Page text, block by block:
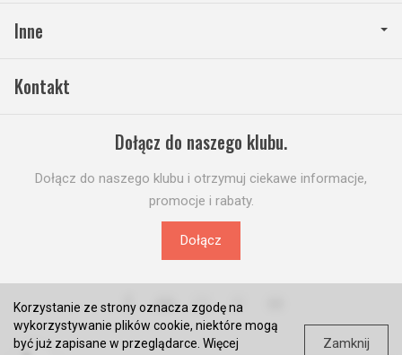
Inne
Kontakt
Dołącz do naszego klubu.
Dołącz do naszego klubu i otrzymuj ciekawe informacje,
promocje i rabaty.
Dołącz
Korzystanie ze strony oznacza zgodę na
wykorzystywanie plików cookie, niektóre mogą
być już zapisane w przeglądarce. Więcej
Zamknij